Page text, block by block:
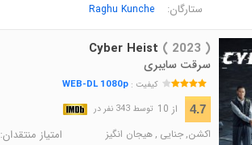
ستارگان:Raghu Kunche
Cyber Heist ( 2023 )
سرقت سایبری
کیفیت :WEB-DL 1080p
4.7 از 10 توسط 343 نفر در
اکشن,جنایی ,هیجان انگیز امتیاز منتقدان: